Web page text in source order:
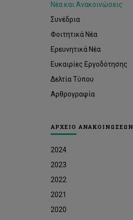
Νέα και Ανακοινώσεις
Συνέδρια
Φοιτητικά Νέα
Ερευνητικά Νέα
Ευκαιρίες Εργοδότησης
Δελτία Τύπου
Αρθρογραφία
ΑΡΧΕΙΟ ΑΝΑΚΟΙΝΩΣΕΩΝ
2024
2023
2022
2021
2020